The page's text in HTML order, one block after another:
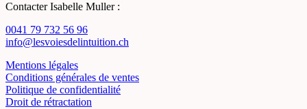
Contacter Isabelle Muller :
0041 79 732 56 96
info@lesvoiesdelintuition.ch
Mentions légales
Conditions générales de ventes
Politique de confidentialité
Droit de rétractation